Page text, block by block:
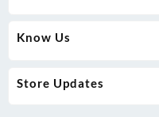
Know Us
Store Updates